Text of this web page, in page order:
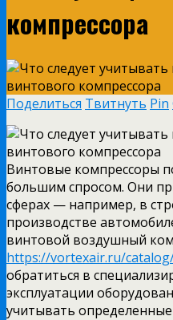
компрессора
Поделиться Твитнуть Pin
Винтовые компрессоры
большим спросом. Они
сферах — например, в
производстве
винтовой воздушный
https://vortexair.ru/
обратиться в
эксплуатации
учитывать